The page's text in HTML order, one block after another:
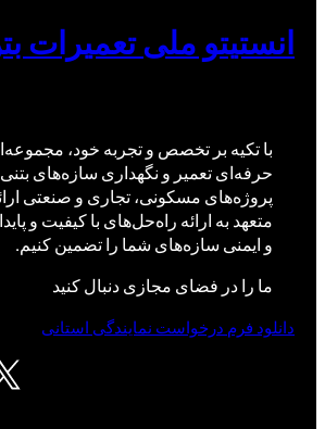
انستیتو ملی تعمیرات
با تکیه بر تخصص و تجربه خود،
حرفه‌ای تعمیر و نگهداری سازه‌های بتنی
پروژه‌های مسکونی، تجاری و صنعتی
متعهد به ارائه راه‌حل‌های با کیفیت و
و ایمنی سازه‌های شما را تضمین کنیم.
ما را در فضای مجازی دنبال کنید
X
دانلود فرم درخواست نمایندگی استانی